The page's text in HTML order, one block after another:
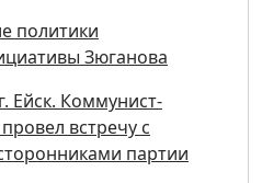
политики
Зюганова
Ейск. Коммунист-
встречу с
партии